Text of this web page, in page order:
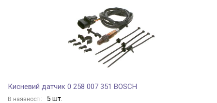
Кисневий датчик 0 258 007 351 BOSCH
В наявності: 5 шт.